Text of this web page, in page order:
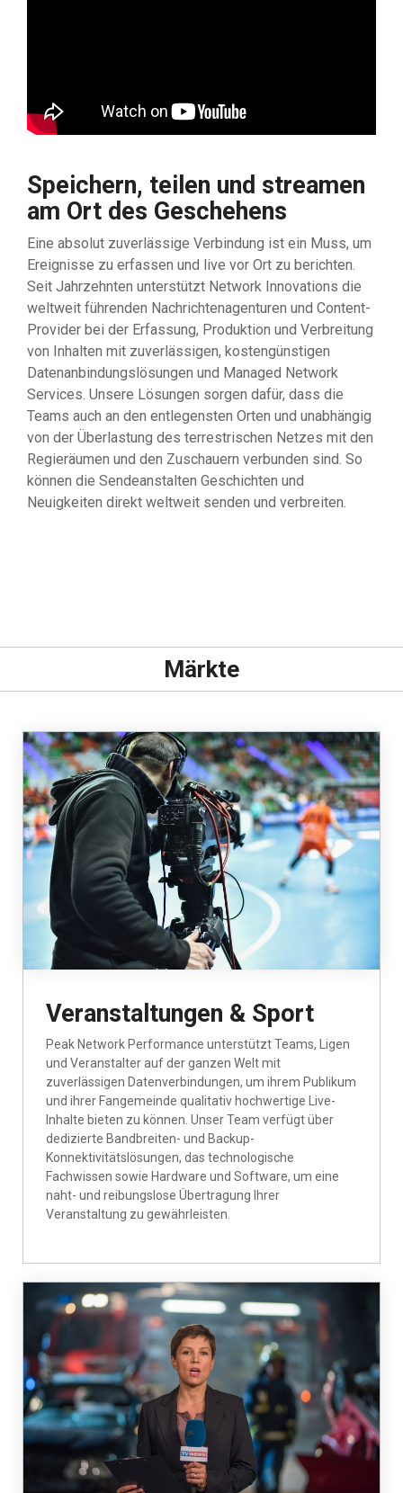
Speichern, teilen und streamen
am Ort des Geschehens
Eine absolut zuverlässige Verbindung ist ein Muss, um
Ereignisse zu erfassen und live vor Ort zu berichten.
Seit Jahrzehnten unterstützt Network Innovations die
weltweit führenden Nachrichtenagenturen und Content-
Provider bei der Erfassung, Produktion und Verbreitung
von Inhalten mit zuverlässigen, kostengünstigen
Datenanbindungslösungen und Managed Network
Services. Unsere Lösungen sorgen dafür, dass die
Teams auch an den entlegensten Orten und unabhängig
von der Überlastung des terrestrischen Netzes mit den
Regieräumen und den Zuschauern verbunden sind. So
können die Sendeanstalten Geschichten und
Neuigkeiten direkt weltweit senden und verbreiten.
Märkte
Veranstaltungen & Sport
Peak Network Performance unterstützt Teams, Ligen
und Veranstalter auf der ganzen Welt mit
zuverlässigen Datenverbindungen, um ihrem Publikum
und ihrer Fangemeinde qualitativ hochwertige Live-
Inhalte bieten zu können. Unser Team verfügt über
dedizierte Bandbreiten- und Backup-
Konnektivitätslösungen, das technologische
Fachwissen sowie Hardware und Software, um eine
naht- und reibungslose Übertragung Ihrer
Veranstaltung zu gewährleisten.